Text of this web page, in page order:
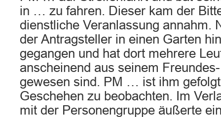
in … zu fahren. Dieser kam der
dienstliche Veranlassung annahm.
der Antragsteller in einen Garten
gegangen und hat dort mehrere
anscheinend aus seinem
gewesen sind. PM … ist ihm
Geschehen zu beobachten. Im
mit der Personengruppe äußerte